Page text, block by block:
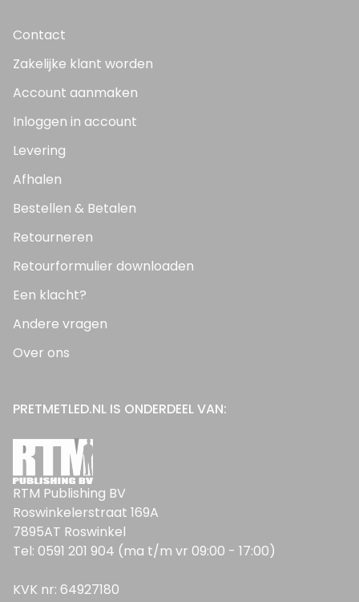
Contact
Zakelijke klant worden
Account aanmaken
Inloggen in account
Levering
Afhalen
Bestellen & Betalen
Retourneren
Retourformulier downloaden
Een klacht?
Andere vragen
Over ons
PRETMETLED.NL IS ONDERDEEL VAN:
RTM Publishing BV
Roswinkelerstraat 169A
7895AT Roswinkel
Tel: 0591 201 904 (ma t/m vr 09:00 - 17:00)
KVK nr: 64927180